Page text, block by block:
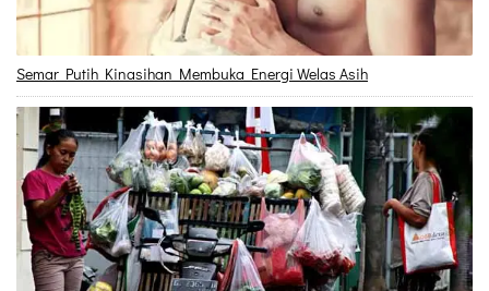
Semar Putih Kinasihan Membuka Energi Welas Asih